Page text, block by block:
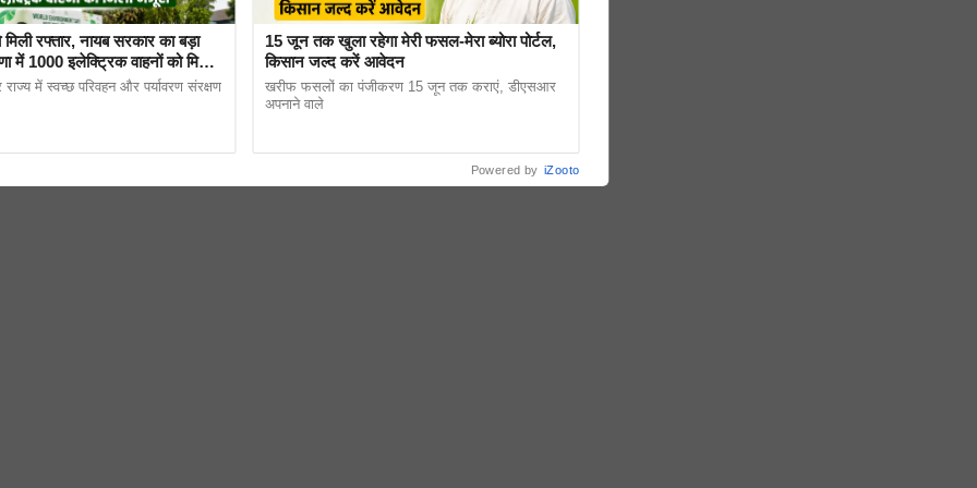
मिली रफ्तार, नायब सरकार का बड़ा
में 1000 इलेक्ट्रिक वाहनों को मिली
राज्य में स्वच्छ परिवहन और पर्यावरण संरक्षण
15 जून तक खुला रहेगा मेरी फसल-मेरा ब्योरा पोर्टल,
किसान जल्द करें आवेदन
खरीफ फसलों का पंजीकरण 15 जून तक कराएं, डीएसआर
अपनाने वाले
Powered by iZooto